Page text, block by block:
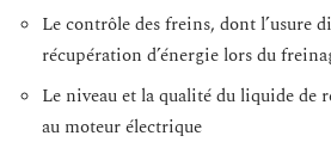
Le contrôle des freins, dont l’usure
récupération d’énergie lors du
Le niveau et la qualité du liquide de
au moteur électrique